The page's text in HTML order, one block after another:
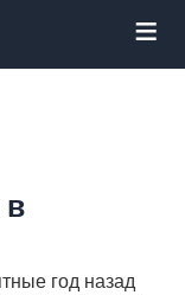
≡
в
год назад